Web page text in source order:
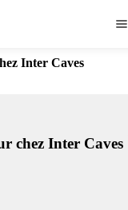
Inter Caves
chez Inter Caves